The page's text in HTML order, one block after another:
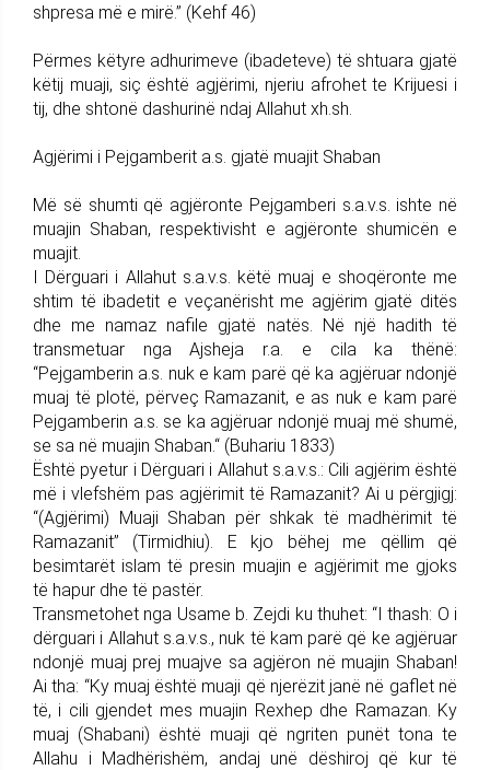
shpresa më e mirë.” (Kehf 46)
Përmes këtyre adhurimeve (ibadeteve) të shtuara gjatë
këtij muaji, siç është agjërimi, njeriu afrohet te Krijuesi i
tij, dhe shtonë dashurinë ndaj Allahut xh.sh.
Agjërimi i Pejgamberit a.s. gjatë muajit Shaban
Më së shumti që agjëronte Pejgamberi s.a.v.s. ishte në
muajin Shaban, respektivisht e agjëronte shumicën e
muajit.
I Dërguari i Allahut s.a.v.s. këtë muaj e shoqëronte me
shtim të ibadetit e veçanërisht me agjërim gjatë ditës
dhe me namaz nafile gjatë natës. Në një hadith të
transmetuar nga Ajsheja r.a. e cila ka thënë:
“Pejgamberin a.s. nuk e kam parë që ka agjëruar ndonjë
muaj të plotë, përveç Ramazanit, e as nuk e kam parë
Pejgamberin a.s. se ka agjëruar ndonjë muaj më shumë,
se sa në muajin Shaban.“ (Buhariu 1833)
Është pyetur i Dërguari i Allahut s.a.v.s.: Cili agjërim është
më i vlefshëm pas agjërimit të Ramazanit? Ai u përgjigj:
“(Agjërimi) Muaji Shaban për shkak të madhërimit të
Ramazanit” (Tirmidhiu). E kjo bëhej me qëllim që
besimtarët islam të presin muajin e agjërimit me gjoks
të hapur dhe të pastër.
Transmetohet nga Usame b. Zejdi ku thuhet: “I thash: O i
dërguari i Allahut s.a.v.s., nuk të kam parë që ke agjëruar
ndonjë muaj prej muajve sa agjëron në muajin Shaban!
Ai tha: “Ky muaj është muaji që njerëzit janë në gaflet në
të, i cili gjendet mes muajin Rexhep dhe Ramazan. Ky
muaj (Shabani) është muaji që ngriten punët tona te
Allahu i Madhërishëm, andaj unë dëshiroj që kur të